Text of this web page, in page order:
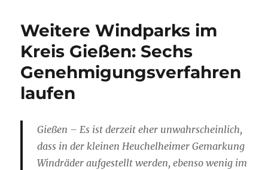
Weitere Windparks im
Kreis Gießen: Sechs
Genehmigungsverfahren
laufen
Gießen – Es ist derzeit eher unwahrscheinlich,
dass in der kleinen Heuchelheimer Gemarkung
Windräder aufgestellt werden, ebenso wenig im